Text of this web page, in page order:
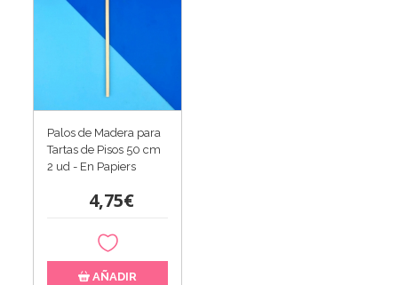
Palos de Madera para
Tartas de Pisos 50 cm
2 ud - En Papiers
4,75€
AÑADIR